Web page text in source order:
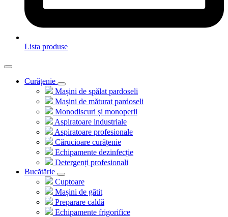
Lista produse
Curățenie
Mașini de spălat pardoseli
Mașini de măturat pardoseli
Monodiscuri și monoperii
Aspiratoare industriale
Aspiratoare profesionale
Cărucioare curățenie
Echipamente dezinfecție
Detergenți profesionali
Bucătărie
Cuptoare
Mașini de gătit
Preparare caldă
Echipamente frigorifice